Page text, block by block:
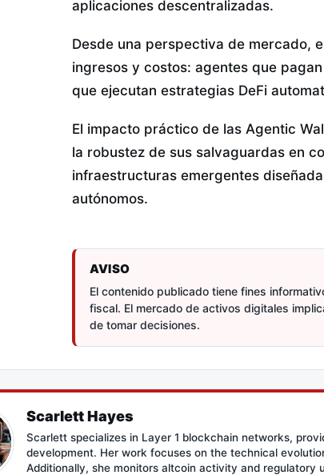
aplicaciones descentralizadas.
Desde una perspectiva de mercado,
ingresos y costos: agentes que
que ejecutan estrategias DeFi
El impacto práctico de las Agentic
la robustez de sus salvaguardas en
infraestructuras emergentes
autónomos.
AVISO
El contenido publicado tiene fines
fiscal. El mercado de activos digitales
de tomar decisiones.
Scarlett Hayes
Scarlett specializes in Layer 1 blockchain networks,
development. Her work focuses on the technical
Additionally, she monitors altcoin activity and